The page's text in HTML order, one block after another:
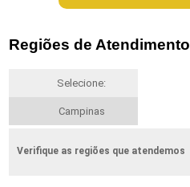
Regiões de Atendimento
Selecione:
Campinas
Verifique as regiões que atendemos